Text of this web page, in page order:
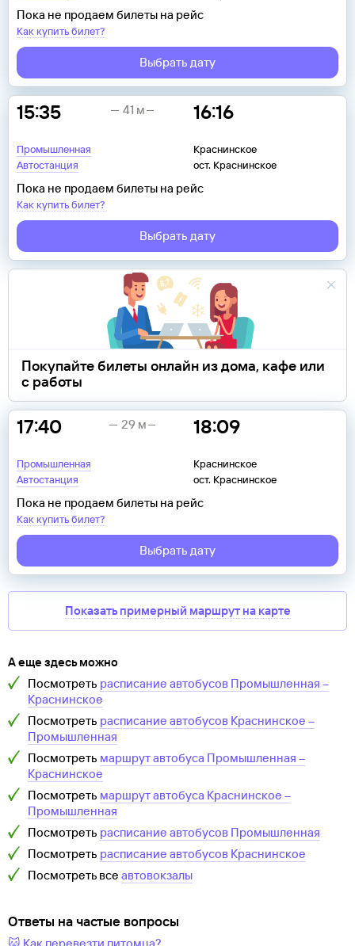
Пока не продаем билеты на рейс
Как купить билет?
Выбрать дату
15:35
Промышленная
Автостанция
16:16
Краснинское
ост. Краснинское
41 м
Пока не продаем билеты на рейс
Как купить билет?
Выбрать дату
Покупайте билеты онлайн из дома, кафе или
с работы
17:40
Промышленная
Автостанция
18:09
Краснинское
ост. Краснинское
29 м
Пока не продаем билеты на рейс
Как купить билет?
Выбрать дату
Показать примерный маршрут на карте
А еще здесь можно
Посмотреть расписание автобусов Промышленная –
Краснинское
Посмотреть расписание автобусов Краснинское –
Промышленная
Посмотреть маршрут автобуса Промышленная –
Краснинское
Посмотреть маршрут автобуса Краснинское –
Промышленная
Посмотреть расписание автобусов Промышленная
Посмотреть расписание автобусов Краснинское
Посмотреть все автовокзалы
Ответы на частые вопросы